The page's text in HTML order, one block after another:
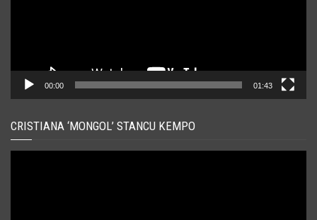
00:00 01:43
CRISTIANA ‘MONGOL’ STANCU KEMPO